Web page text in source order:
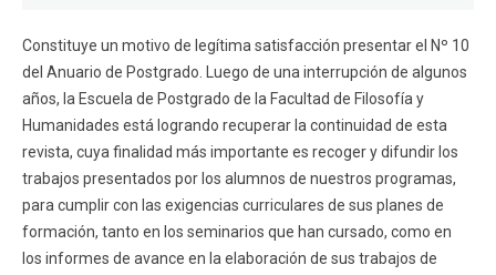
Constituye un motivo de legítima satisfacción presentar el Nº 10
del Anuario de Postgrado. Luego de una interrupción de algunos
años, la Escuela de Postgrado de la Facultad de Filosofía y
Humanidades está logrando recuperar la continuidad de esta
revista, cuya finalidad más importante es recoger y difundir los
trabajos presentados por los alumnos de nuestros programas,
para cumplir con las exigencias curriculares de sus planes de
formación, tanto en los seminarios que han cursado, como en
los informes de avance en la elaboración de sus trabajos de